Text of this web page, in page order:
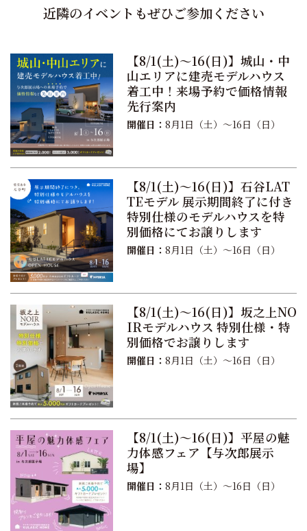
近隣のイベントもぜひご参加ください
【8/1(土)〜16(日)】城山・中
山エリアに建売モデルハウス
着工中！来場予約で価格情報
先行案内
開催日： 8月1日（土）〜16日（日）
【8/1(土)〜16(日)】石谷LAT
TEモデル 展示期間終了に付き
特別仕様のモデルハウスを特
別価格にてお譲りします
開催日： 8月1日（土）〜16日（日）
【8/1(土)〜16(日)】坂之上NO
IRモデルハウス 特別仕様・特
別価格でお譲りします
開催日： 8月1日（土）〜16日（日）
【8/1(土)〜16(日)】平屋の魅
力体感フェア【与次郎展示
場】
開催日： 8月1日（土）〜16日（日）